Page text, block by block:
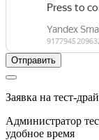
Заявка на тест-
Администратор
удобное время